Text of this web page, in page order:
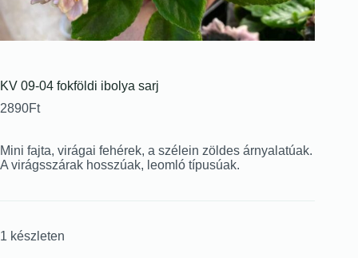
KV 09-04 fokföldi ibolya sarj
2890Ft
Mini fajta, virágai fehérek, a szélein zöldes árnyalatúak.
A virágsszárak hosszúak, leomló típusúak.
1 készleten